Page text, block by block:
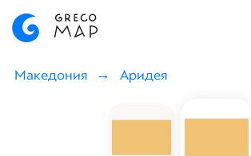
Македония Аридея